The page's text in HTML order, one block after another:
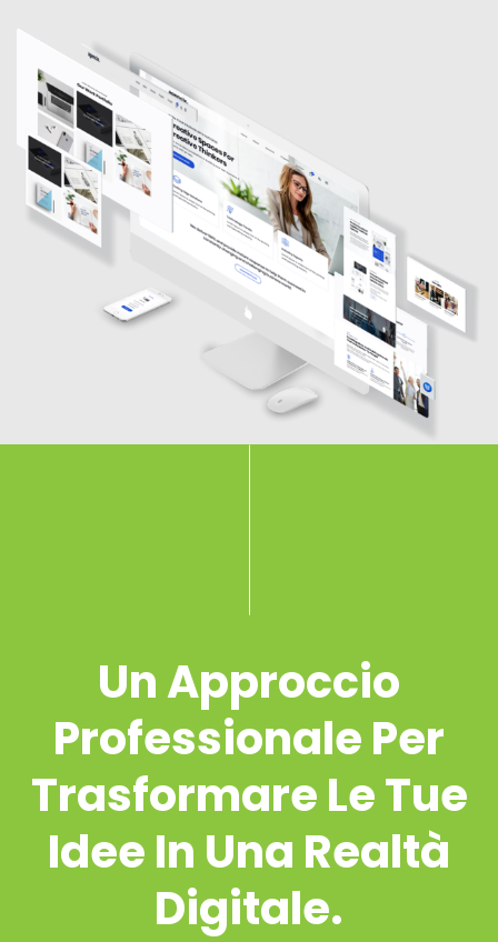
Un Approccio
Professionale Per
Trasformare Le Tue
Idee In Una Realtà
Digitale.